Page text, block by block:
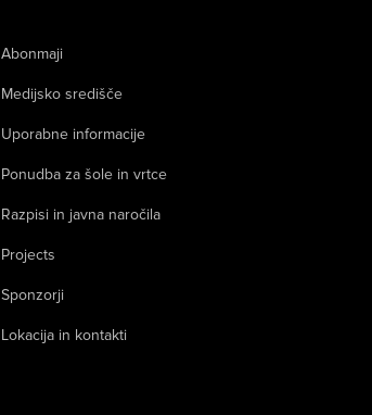
Abonmaji
Medijsko središče
Uporabne informacije
Ponudba za šole in vrtce
Razpisi in javna naročila
Projects
Sponzorji
Lokacija in kontakti